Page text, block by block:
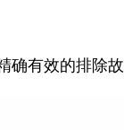
确有效的排除